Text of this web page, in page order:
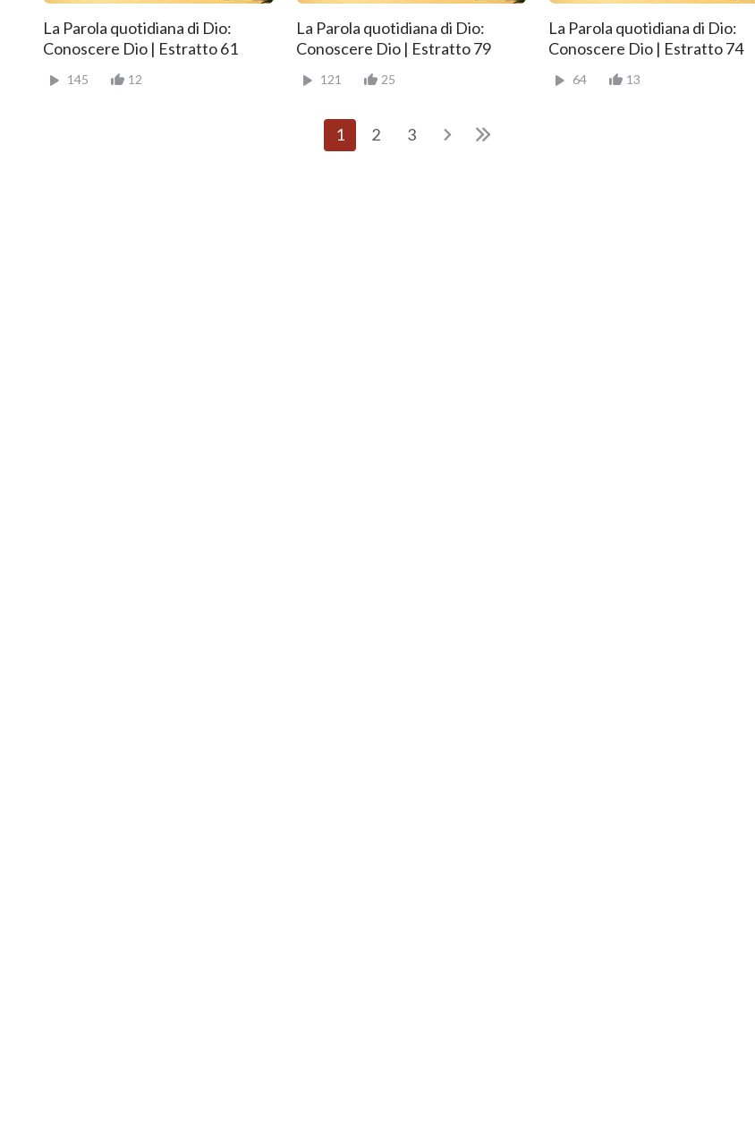
La Parola quotidiana di Dio:
Conoscere Dio | Estratto 61
145 12
La Parola quotidiana di Dio:
Conoscere Dio | Estratto 79
121 25
La Parola quotidiana di Dio:
Conoscere Dio | Estratto 74
64 13
1 2 3